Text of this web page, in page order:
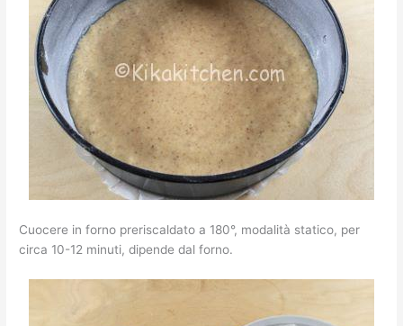
Cuocere in forno preriscaldato a 180°, modalità statico, per
circa 10-12 minuti, dipende dal forno.